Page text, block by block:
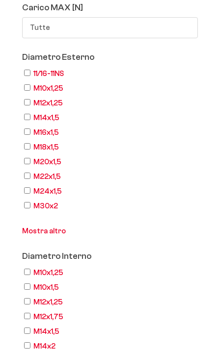
Carico MAX [N]
Tutte
Diametro Esterno
11/16-11NS
M10x1,25
M12x1,25
M14x1,5
M16x1,5
M18x1,5
M20x1,5
M22x1,5
M24x1,5
M30x2
Mostra altro
Diametro Interno
M10x1,25
M10x1,5
M12x1,25
M12x1,75
M14x1,5
M14x2